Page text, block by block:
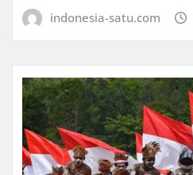
indonesia-satu.com